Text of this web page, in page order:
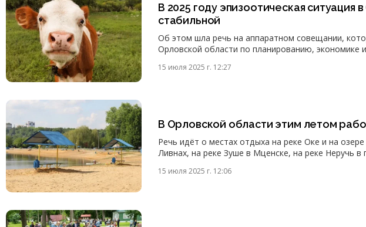
В 2025 году эпизоотическая ситуация
стабильной
Об этом шла речь на аппаратном совещании,
Орловской области по планированию, экономике
15 июля 2025 г. 12:27
В Орловской области этим летом
Речь идёт о местах отдыха на реке Оке и на
Ливнах, на реке Зуше в Мценске, на реке Неручь в
15 июля 2025 г. 12:06